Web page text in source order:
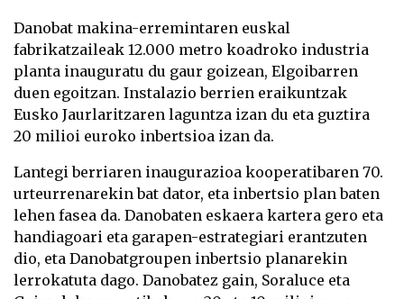
Danobat makina-erremintaren euskal
fabrikatzaileak 12.000 metro koadroko industria
planta inauguratu du gaur goizean, Elgoibarren
duen egoitzan. Instalazio berrien eraikuntzak
Eusko Jaurlaritzaren laguntza izan du eta guztira
20 milioi euroko inbertsioa izan da.
Lantegi berriaren inaugurazioa kooperatibaren 70.
urteurrenarekin bat dator, eta inbertsio plan baten
lehen fasea da. Danobaten eskaera kartera gero eta
handiagoari eta garapen-estrategiari erantzuten
dio, eta Danobatgroupen inbertsio planarekin
lerrokatuta dago. Danobatez gain, Soraluce eta